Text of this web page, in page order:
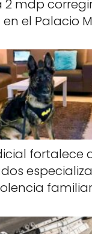
2 mdp
el Palacio
fortalece
familiar